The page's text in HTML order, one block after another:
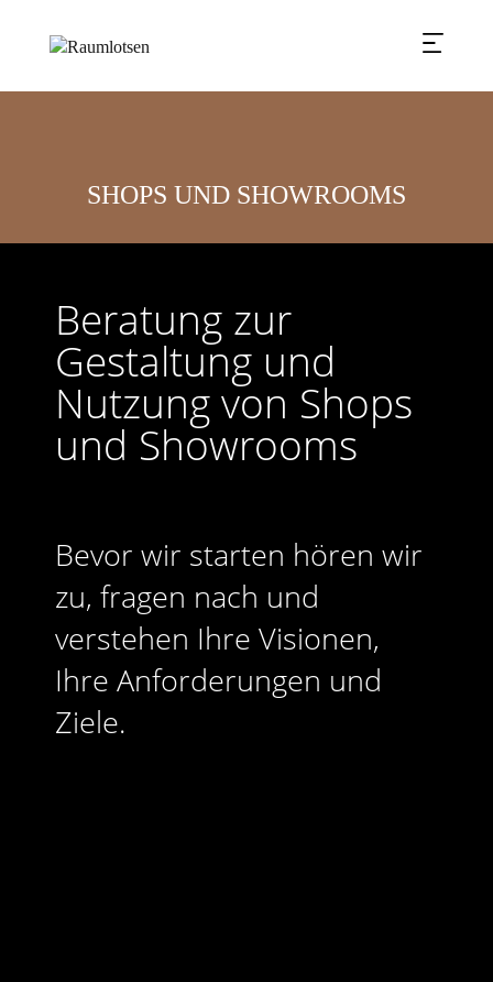
SHOPS UND SHOWROOMS
Beratung zur
Gestaltung und
Nutzung von Shops
und Showrooms
Bevor wir starten hören wir
zu, fragen nach und
verstehen Ihre Visionen,
Ihre Anforderungen und
Ziele.